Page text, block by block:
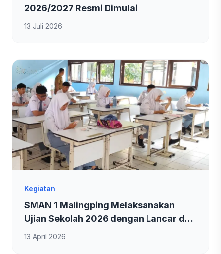
2026/2027 Resmi Dimulai
13 Juli 2026
Kegiatan
SMAN 1 Malingping Melaksanakan
Ujian Sekolah 2026 dengan Lancar dan
Kondusif
13 April 2026